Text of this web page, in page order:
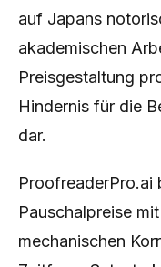
auf Japans
akademischen
Preisgestaltung
Hindernis für die
dar.
ProofreaderPro.ai
Pauschalpreise
mechanischen